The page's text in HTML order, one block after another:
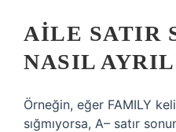
AILE SATIR
NASIL
Örneğin, eğer FAMILY
sığmıyorsa, A– satır